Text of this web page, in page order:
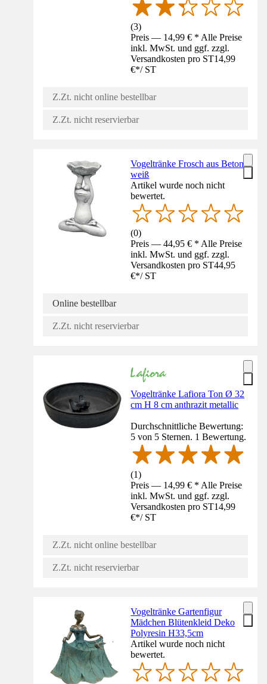
(3)
Preis — 14,99 € * Alle Preise
inkl. MwSt. und ggf. zzgl.
Versandkosten pro ST14,99
€*/ ST
Z.Zt. nicht online bestellbar
Z.Zt. nicht reservierbar
Vogeltränke Frosch aus Beton
weiß
Artikel wurde noch nicht
bewertet.
(0)
Preis — 44,95 € * Alle Preise
inkl. MwSt. und ggf. zzgl.
Versandkosten pro ST44,95
€*/ ST
Online bestellbar
Z.Zt. nicht reservierbar
Vogeltränke Lafiora Ton Ø 32
cm H 8 cm anthrazit metallic
Durchschnittliche Bewertung:
5 von 5 Sternen. 1 Bewertung.
(1)
Preis — 14,99 € * Alle Preise
inkl. MwSt. und ggf. zzgl.
Versandkosten pro ST14,99
€*/ ST
Z.Zt. nicht online bestellbar
Z.Zt. nicht reservierbar
Vogeltränke Gartenfigur
Mädchen Blütenkleid Deko
Polyresin H33,5cm
Artikel wurde noch nicht
bewertet.